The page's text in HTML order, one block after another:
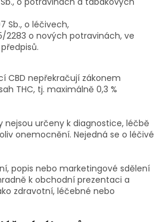
Sb., o léčivech,
2283 o nových potravinách, ve
CBD nepřekračují zákonem
THC, tj. maximálně 0,3 %
nejsou určeny k diagnostice, léčbě
onemocnění. Nejedná se o léčivé
popis nebo marketingové sdělení
k obchodní prezentaci a
zdravotní, léčebné nebo